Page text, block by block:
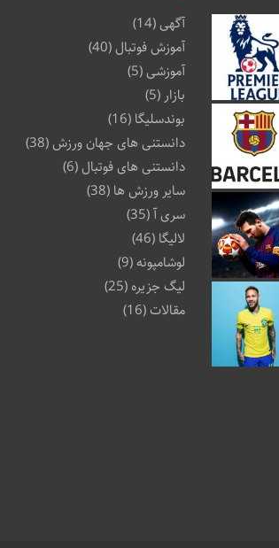
آگهی(14)
آموزش فوتبال (40)
آموزشی(5)
بازار (5)
بوندسلیگا (16)
دانستنی های جهان ورزش(38)
دانستنی های فوتبال (6)
سایر ورزش ها (38)
سری آ(35)
لالیگا (46)
لوشامپونه(9)
لیگ جزیره (25)
مقالات(16)